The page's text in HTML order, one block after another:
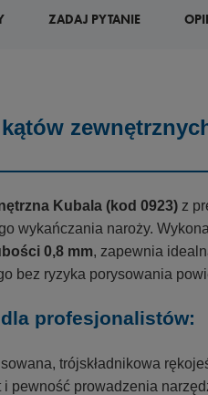
ZADAJ PYTANIE
Kubala (kod 0923) z
wykańczania naroży.
0,8 mm, zapewnia
bez ryzyka porysowania
profesjonalistów:
trójskładnikowa
pewność prowadzenia